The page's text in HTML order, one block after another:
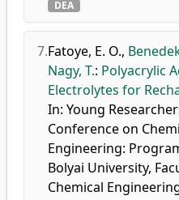
DEA
7.Fatoye, E. O.,
Nagy, T.: Polyacrylic
Electrolytes for
In: Young
Conference on
Engineering:
Bolyai University,
Chemical